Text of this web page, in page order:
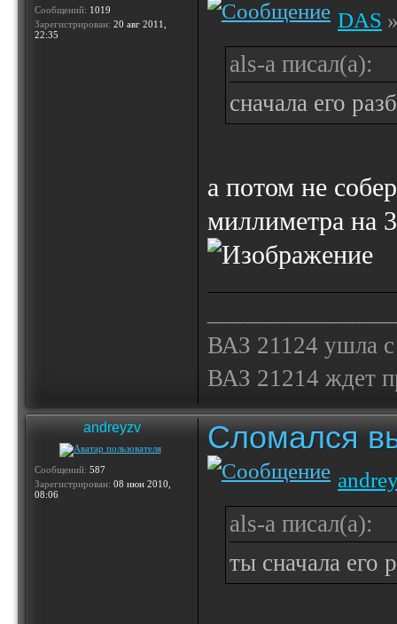
Сообщений: 1019
Зарегистрирован: 20 авг 2011,
22:35
DAS
als-a писал(а):
сначала его
а потом не
миллиметра на
ВАЗ 21124 ушла
ВАЗ 21214 ждет
andreyzv
Сообщений: 587
Зарегистрирован: 08 июн 2010,
08:06
Сломался
als-a писал(а):
ты сначала его